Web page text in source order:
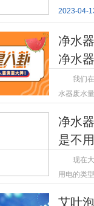
2023-04-
净水
净水
我们
水器废水
净水
是不
现在
用电的类
艾叶